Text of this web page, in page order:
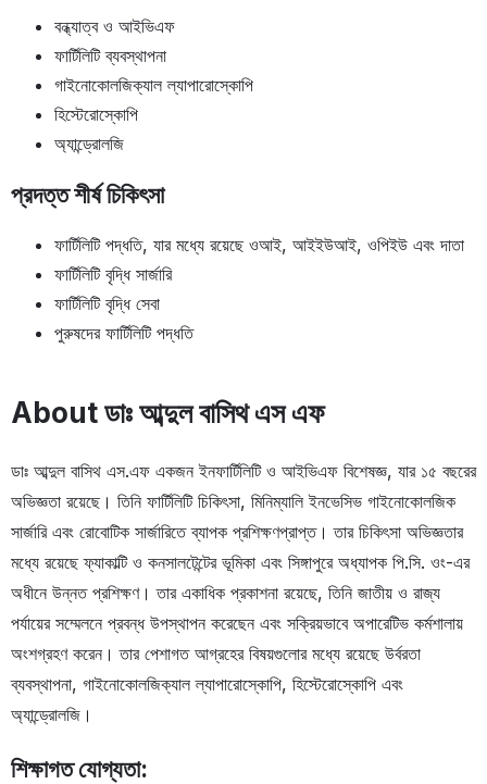
বন্ধ্যাত্ব ও আইভিএফ
ফার্টিলিটি ব্যবস্থাপনা
গাইনোকোলজিক্যাল ল্যাপারোস্কোপি
হিস্টেরোস্কোপি
অ্যান্ড্রোলজি
প্রদত্ত শীর্ষ চিকিৎসা
ফার্টিলিটি পদ্ধতি, যার মধ্যে রয়েছে ওআই, আইইউআই, ওপিইউ এবং দাতা
ফার্টিলিটি বৃদ্ধি সার্জারি
ফার্টিলিটি বৃদ্ধি সেবা
পুরুষদের ফার্টিলিটি পদ্ধতি
About ডাঃ আব্দুল বাসিথ এস এফ
ডাঃ আব্দুল বাসিথ এস.এফ একজন ইনফার্টিলিটি ও আইভিএফ বিশেষজ্ঞ, যার ১৫ বছরের
অভিজ্ঞতা রয়েছে। তিনি ফার্টিলিটি চিকিৎসা, মিনিম্যালি ইনভেসিভ গাইনোকোলজিক
সার্জারি এবং রোবোটিক সার্জারিতে ব্যাপক প্রশিক্ষণপ্রাপ্ত। তার চিকিৎসা অভিজ্ঞতার
মধ্যে রয়েছে ফ্যাকাল্টি ও কনসালটেন্টের ভূমিকা এবং সিঙ্গাপুরে অধ্যাপক পি.সি. ওং-এর
অধীনে উন্নত প্রশিক্ষণ। তার একাধিক প্রকাশনা রয়েছে, তিনি জাতীয় ও রাজ্য
পর্যায়ের সম্মেলনে প্রবন্ধ উপস্থাপন করেছেন এবং সক্রিয়ভাবে অপারেটিভ কর্মশালায়
অংশগ্রহণ করেন। তার পেশাগত আগ্রহের বিষয়গুলোর মধ্যে রয়েছে উর্বরতা
ব্যবস্থাপনা, গাইনোকোলজিক্যাল ল্যাপারোস্কোপি, হিস্টেরোস্কোপি এবং
অ্যান্ড্রোলজি।
শিক্ষাগত যোগ্যতা: